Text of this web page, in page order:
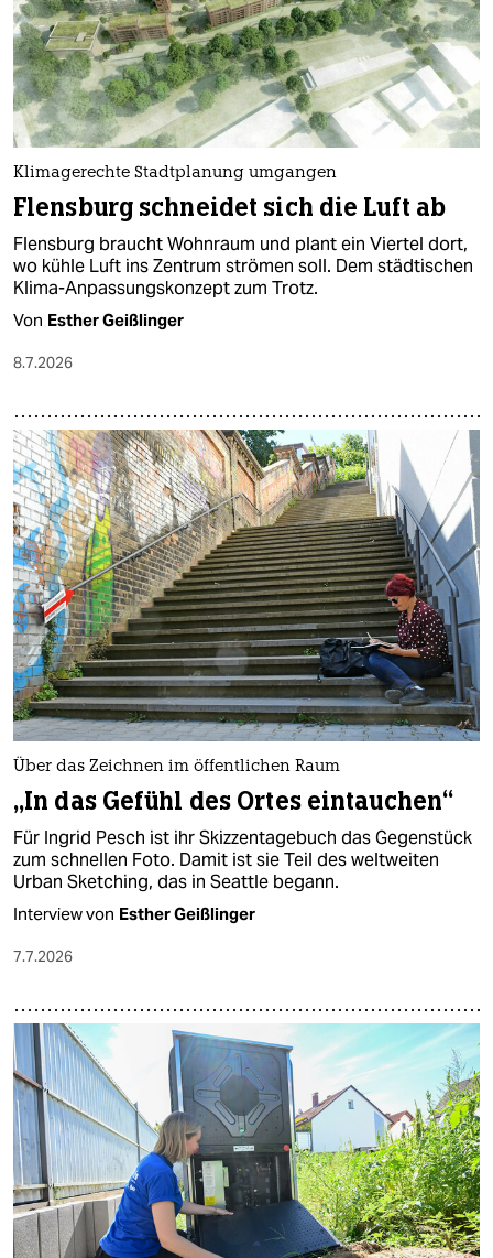
Klimagerechte Stadtplanung umgangen
Flensburg schneidet sich die Luft ab
Flensburg braucht Wohnraum und plant ein Viertel dort,
wo kühle Luft ins Zentrum strömen soll. Dem städtischen
Klima-Anpassungskonzept zum Trotz.
Von Esther Geißlinger
8.7.2026
Über das Zeichnen im öffentlichen Raum
„In das Gefühl des Ortes eintauchen“
Für Ingrid Pesch ist ihr Skizzentagebuch das Gegenstück
zum schnellen Foto. Damit ist sie Teil des weltweiten
Urban Sketching, das in Seattle begann.
Interview von Esther Geißlinger
7.7.2026